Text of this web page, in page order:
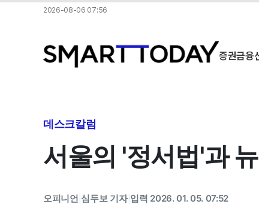
2026-08-06 07:56
증권금융
데스크칼럼
서울의 '정서법'과
오피니언 심두보 기자| 입력 2026. 01. 05. 07:52